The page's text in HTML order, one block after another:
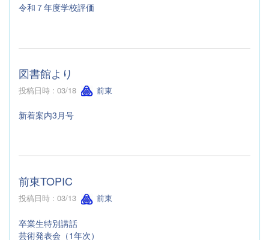
令和７年度学校評価
図書館より
投稿日時 : 03/18 前東
新着案内3月号
前東TOPIC
投稿日時 : 03/13 前東
卒業生特別講話
芸術発表会（1年次）